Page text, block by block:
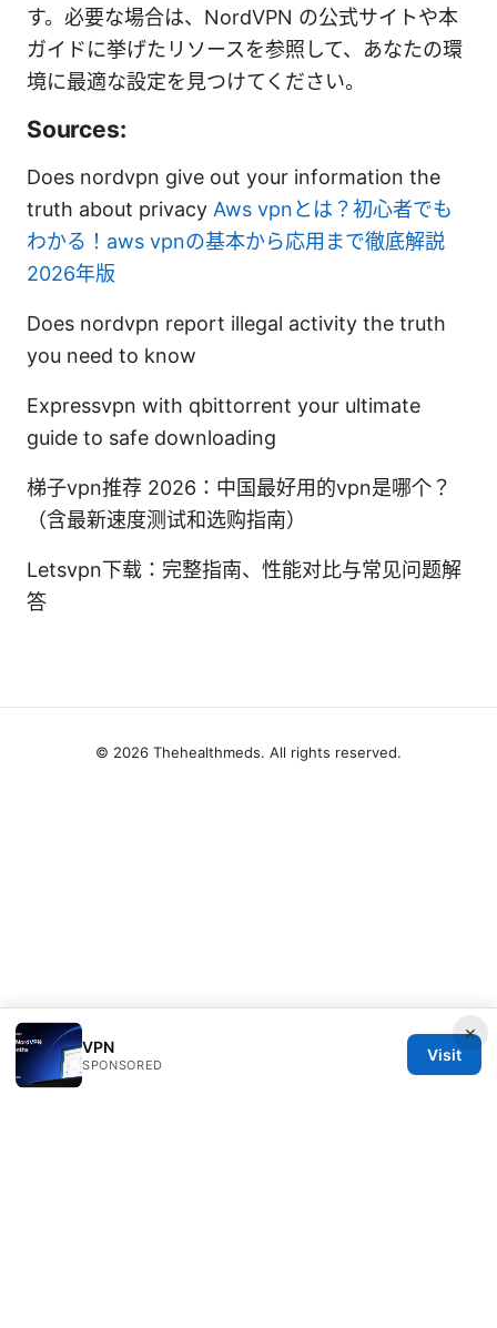
す。必要な場合は、NordVPN の公式サイトや本
ガイドに挙げたリソースを参照して、あなたの環
境に最適な設定を見つけてください。
Sources:
Does nordvpn give out your information the
truth about privacy Aws vpnとは？初心者でも
わかる！aws vpnの基本から応用まで徹底解説
2026年版
Does nordvpn report illegal activity the truth
you need to know
Expressvpn with qbittorrent your ultimate
guide to safe downloading
梯子vpn推荐 2026：中国最好用的vpn是哪个？
（含最新速度测试和选购指南）
Letsvpn下载：完整指南、性能对比与常见问题解
答
×
VPN
SPONSORED
Visit
© 2026 Thehealthmeds. All rights reserved.